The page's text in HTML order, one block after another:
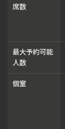
席数
最大予約可能
人数
個室